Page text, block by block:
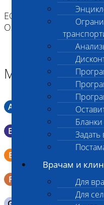
Задать
Врачам и
Для
Для
ЕСЛИ ВЫ
ОЗНАКОМТЕСЬ С
Материал
A Мазок в пробирку со
B Мазок в пробирку со
E
Смывы со слизистых в
физраствором 0.5 мл)
F Кал в контейнере с